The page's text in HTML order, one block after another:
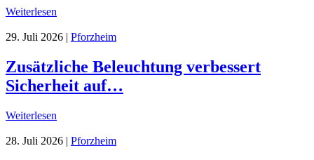
Weiterlesen
29. Juli 2026 | Pforzheim
Zusätzliche Beleuchtung verbessert
Sicherheit auf…
Weiterlesen
28. Juli 2026 | Pforzheim